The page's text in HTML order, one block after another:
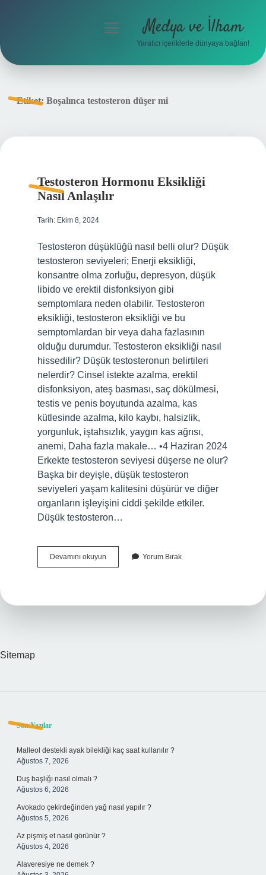
menüyü
Medya ve İlham
Yaratıcı içeriklerle dünyaya bağlan!
Etiket: Boşalınca testosteron düşer mi
Testosteron Hormonu Eksikliği
Nasıl Anlaşılır
Tarih: Ekim 8, 2024
Testosteron düşüklüğü nasıl belli olur? Düşük
testosteron seviyeleri; Enerji eksikliği,
konsantre olma zorluğu, depresyon, düşük
libido ve erektil disfonksiyon gibi
semptomlara neden olabilir. Testosteron
eksikliği, testosteron eksikliği ve bu
semptomlardan bir veya daha fazlasının
olduğu durumdur. Testosteron eksikliği nasıl
hissedilir? Düşük testosteronun belirtileri
nelerdir? Cinsel istekte azalma, erektil
disfonksiyon, ateş basması, saç dökülmesi,
testis ve penis boyutunda azalma, kas
kütlesinde azalma, kilo kaybı, halsizlik,
yorgunluk, iştahsızlık, yaygın kas ağrısı,
anemi, Daha fazla makale… •4 Haziran 2024
Erkekte testosteron seviyesi düşerse ne olur?
Başka bir deyişle, düşük testosteron
seviyeleri yaşam kalitesini düşürür ve diğer
organların işleyişini ciddi şekilde etkiler.
Düşük testosteron…
Devamını okuyun Testosteron
Hormonu
Yorum Bırak
Sitemap
Sidebar
Son Yazılar
Malleol destekli ayak bilekliği kaç saat kullanılır ?
Ağustos 7, 2026
Duş başlığı nasıl olmalı ?
Ağustos 6, 2026
Avokado çekirdeğinden yağ nasıl yapılır ?
Ağustos 5, 2026
Az pişmiş et nasıl görünür ?
Ağustos 4, 2026
Alaveresiye ne demek ?